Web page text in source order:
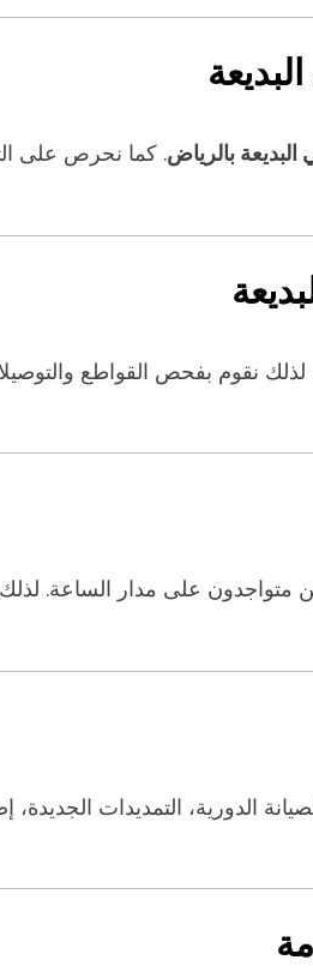
بالرياض. كما نحرص على
لذلك نقوم بفحص القواطع
متواجدون على مدار الساعة.
الدورية، التمديدات الجديدة،